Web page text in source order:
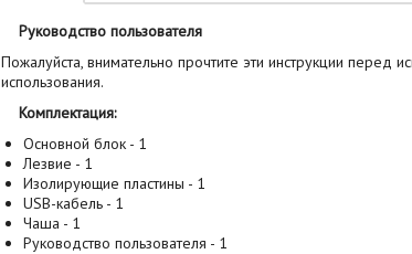
Руководство пользователя
Пожалуйста, внимательно прочтите эти инструкции
использования.
Комплектация:
Основной блок - 1
Лезвие - 1
Изолирующие пластины - 1
USB-кабель - 1
Чаша - 1
Руководство пользователя - 1